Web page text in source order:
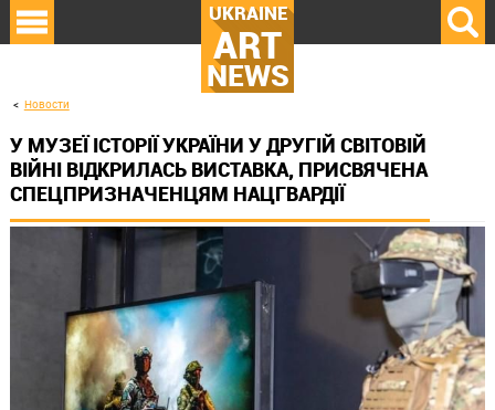
UKRAINE
ART
NEWS
Новости
У МУЗЕЇ ІСТОРІЇ УКРАЇНИ У ДРУГІЙ СВІТОВІЙ
ВІЙНІ ВІДКРИЛАСЬ ВИСТАВКА, ПРИСВЯЧЕНА
СПЕЦПРИЗНАЧЕНЦЯМ НАЦГВАРДІЇ